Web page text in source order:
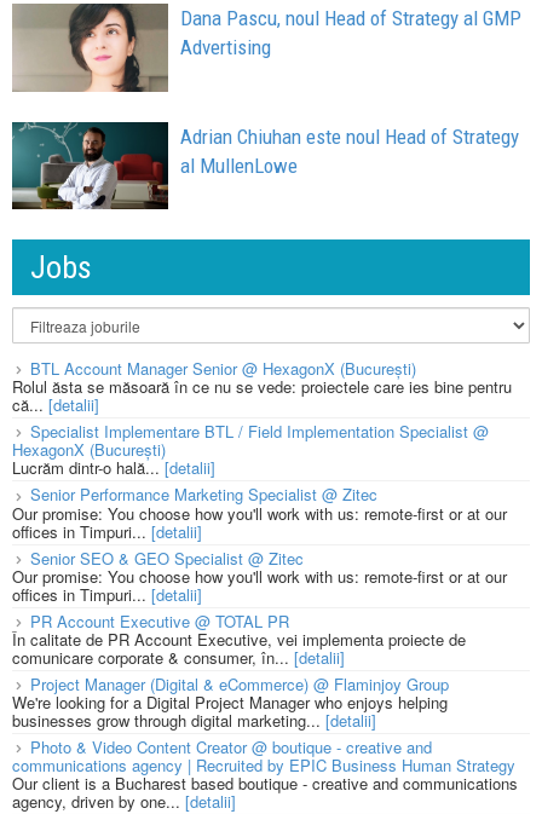
Dana Pascu, noul Head of Strategy al GMP
Advertising
Adrian Chiuhan este noul Head of Strategy
al MullenLowe
Jobs
BTL Account Manager Senior @ HexagonX (București)
Rolul ăsta se măsoară în ce nu se vede: proiectele care ies bine pentru
că... [detalii]
Specialist Implementare BTL / Field Implementation Specialist @
HexagonX (București)
Lucrăm dintr-o hală... [detalii]
Senior Performance Marketing Specialist @ Zitec
Our promise: You choose how you'll work with us: remote-first or at our
offices in Timpuri... [detalii]
Senior SEO & GEO Specialist @ Zitec
Our promise: You choose how you'll work with us: remote-first or at our
offices in Timpuri... [detalii]
PR Account Executive @ TOTAL PR
În calitate de PR Account Executive, vei implementa proiecte de
comunicare corporate & consumer, în... [detalii]
Project Manager (Digital & eCommerce) @ Flaminjoy Group
We're looking for a Digital Project Manager who enjoys helping
businesses grow through digital marketing... [detalii]
Photo & Video Content Creator @ boutique - creative and
communications agency | Recruited by EPIC Business Human Strategy
Our client is a Bucharest based boutique - creative and communications
agency, driven by one... [detalii]